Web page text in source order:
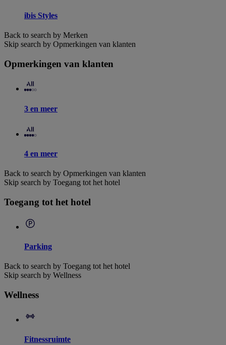
ibis Styles
Back to search by Merken
Skip search by Opmerkingen van klanten
Opmerkingen van klanten
3 en meer
4 en meer
Back to search by Opmerkingen van klanten
Skip search by Toegang tot het hotel
Toegang tot het hotel
Parking
Back to search by Toegang tot het hotel
Skip search by Wellness
Wellness
Fitnessruimte